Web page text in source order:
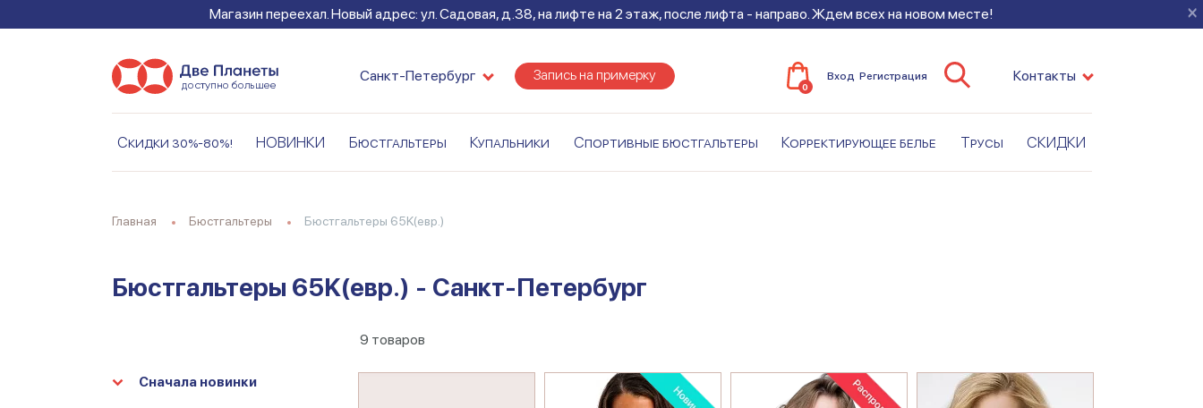
×
Магазин переехал. Новый адрес: ул. Садовая, д.38, на лифте на 2 этаж, после лифта - направо. Ждем всех на новом месте!
Санкт-Петербург Запись на примерку
0
Вход Регистрация Контакты
Скидки 30%-80%! НОВИНКИ Бюстгальтеры Купальники Спортивные бюстгальтеры Корректирующее белье Трусы СКИДКИ
Главная Бюстгальтеры Бюстгальтеры 65K(евр.)
Бюстгальтеры 65K(евр.) - Санкт-Петербург
Сначала новинки
9 товаров